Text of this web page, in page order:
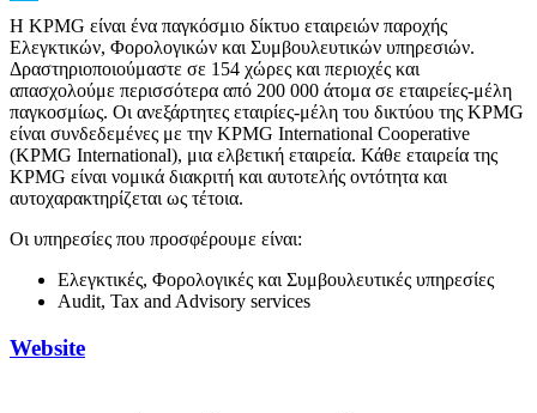
Η KPMG είναι ένα παγκόσμιο δίκτυο εταιρειών παροχής
Ελεγκτικών, Φορολογικών και Συμβουλευτικών υπηρεσιών.
Δραστηριοποιούμαστε σε 154 χώρες και περιοχές και
απασχολούμε περισσότερα από 200 000 άτομα σε εταιρείες-μέλη
παγκοσμίως. Οι ανεξάρτητες εταιρίες-μέλη του δικτύου της KPMG
είναι συνδεδεμένες με την KPMG International Cooperative
(KPMG International), μια ελβετική εταιρεία. Κάθε εταιρεία της
KPMG είναι νομικά διακριτή και αυτοτελής οντότητα και
αυτοχαρακτηρίζεται ως τέτοια.
Οι υπηρεσίες που προσφέρουμε είναι:
Ελεγκτικές, Φορολογικές και Συμβουλευτικές υπηρεσίες
Audit, Tax and Advisory services
Website